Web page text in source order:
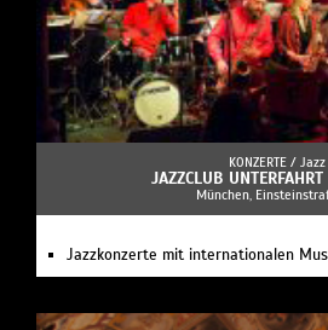
KONZERTE / Jazz
JAZZCLUB
München,
Jazzkonzerte mit internationalen